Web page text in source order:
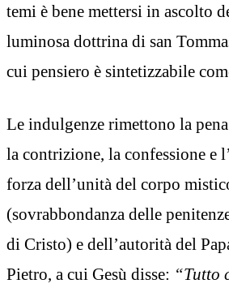
temi è bene mettersi in ascolto
luminosa dottrina di san
cui pensiero è sintetizzabile
Le indulgenze rimettono la
la contrizione, la confessione e
forza dell’unità del corpo
(sovrabbondanza delle
di Cristo) e dell’autorità del
Pietro, a cui Gesù disse: “Tutto